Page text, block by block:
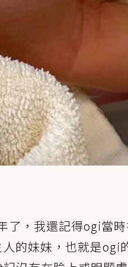
，我還記得ogi當時
的妹妹，也就是ogi